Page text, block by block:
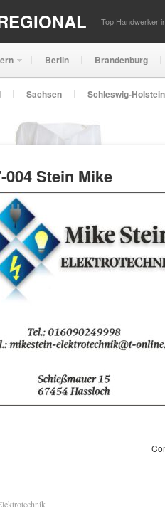
Top Handwerker
Berlin Brandenburg
Sachsen Schleswig-Holstein
004 Stein Mike